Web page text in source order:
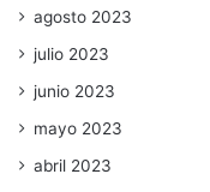
agosto 2023
julio 2023
junio 2023
mayo 2023
abril 2023